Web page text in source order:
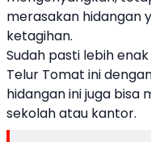
merasakan hidangan
ketagihan.
Sudah pasti lebih
Telur Tomat ini
hidangan ini juga bisa
sekolah atau kantor.